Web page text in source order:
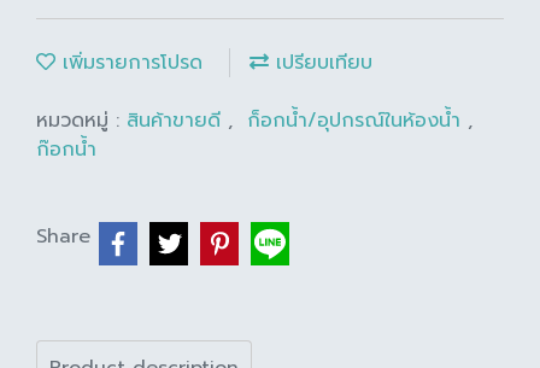
เพิ่มรายการโปรด
เปรียบเทียบ
หมวดหมู่ : สินค้าขายดี , ก็อกน้ำ/อุปกรณ์ในห้องน้ำ ,
ก๊อกน้ำ
Share